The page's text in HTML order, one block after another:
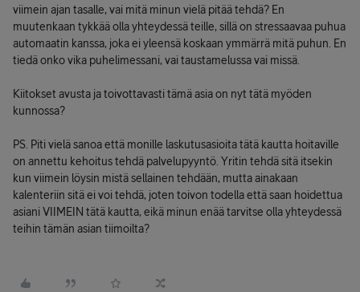
viimein ajan tasalle, vai mitä minun vielä pitää tehdä? En
muutenkaan tykkää olla yhteydessä teille, sillä on stressaavaa puhua
automaatin kanssa, joka ei yleensä koskaan ymmärrä mitä puhun. En
tiedä onko vika puhelimessani, vai taustamelussa vai missä.
Kiitokset avusta ja toivottavasti tämä asia on nyt tätä myöden
kunnossa?
PS. Piti vielä sanoa että monille laskutusasioita tätä kautta hoitaville
on annettu kehoitus tehdä palvelupyyntö. Yritin tehdä sitä itsekin
kun viimein löysin mistä sellainen tehdään, mutta ainakaan
kalenteriin sitä ei voi tehdä, joten toivon todella että saan hoidettua
asiani VIIMEIN tätä kautta, eikä minun enää tarvitse olla yhteydessä
teihin tämän asian tiimoilta?